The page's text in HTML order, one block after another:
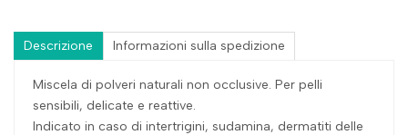
Descrizione Informazioni sulla spedizione
Miscela di polveri naturali non occlusive. Per pelli
sensibili, delicate e reattive.
Indicato in caso di intertrigini, sudamina, dermatiti delle